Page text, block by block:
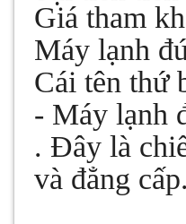
Giá tham
Máy lạnh
Cái tên thứ
- Máy lạnh
. Đây là
và đẳng cấp.